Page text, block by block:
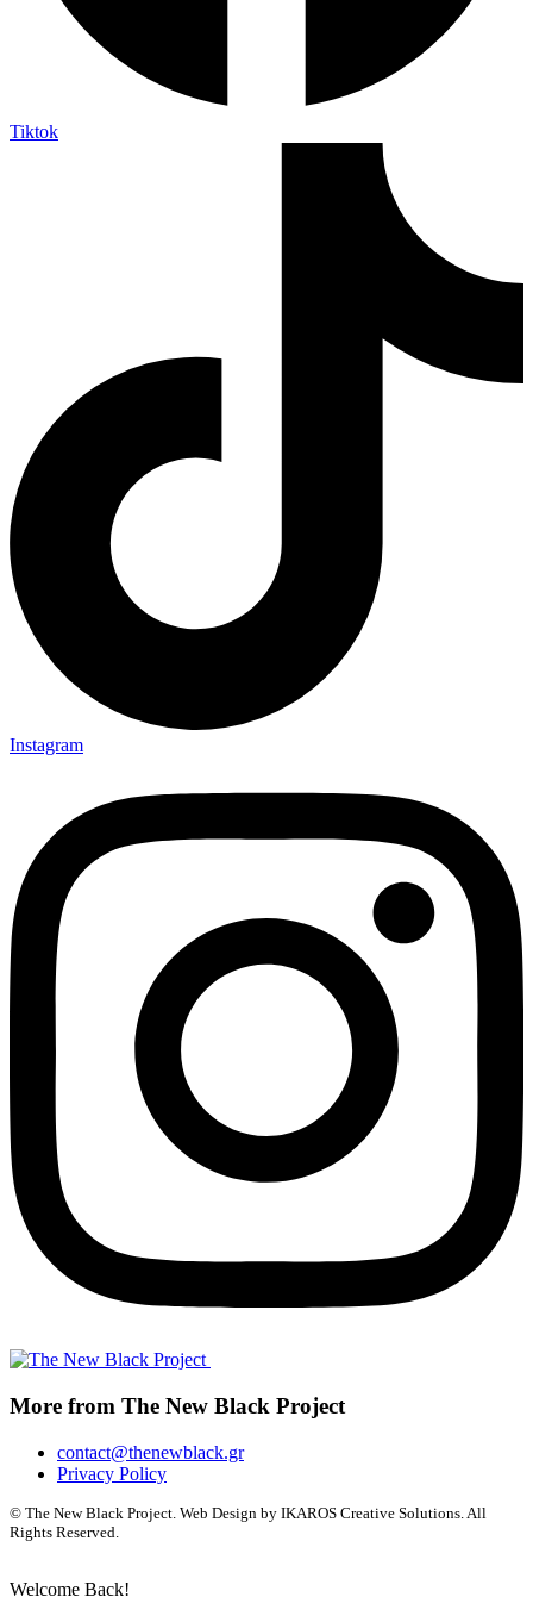
Tiktok
Instagram
More from The New Black Project
contact@thenewblack.gr
Privacy Policy
© The New Black Project. Web Design by IKAROS Creative Solutions. All
Rights Reserved.
Welcome Back!